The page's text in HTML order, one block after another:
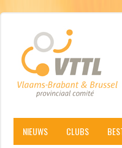
NIEUWS CLUBS